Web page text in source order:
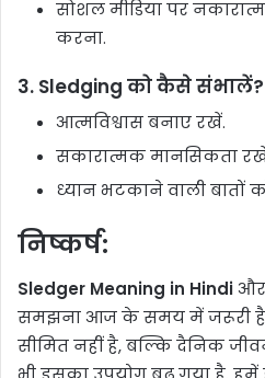
सोशल मीडिया पर
करना.
3. Sledging को कैसे संभालें?
आत्मविश्वास बनाए रखें.
सकारात्मक मानसिकता
ध्यान भटकाने वाली बातों
निष्कर्ष:
Sledger Meaning in Hindi
समझना आज के समय में जरूरी
सीमित नहीं है, बल्कि दैनिक